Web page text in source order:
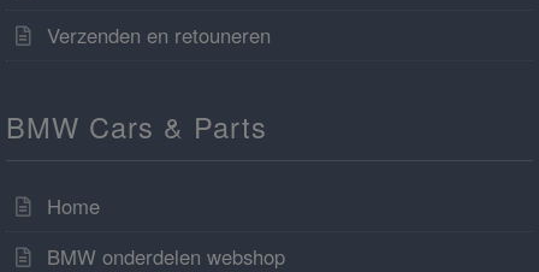
Verzenden en retouneren
BMW Cars & Parts
Home
BMW onderdelen webshop